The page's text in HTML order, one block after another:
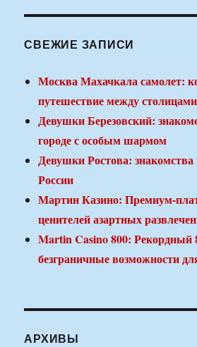
СВЕЖИЕ ЗАПИСИ
Москва Махачкала самолет:
путешествие между столицами
Девушки Березовский:
городе с особым шармом
Девушки Ростова:
России
Мартин Казино: Премиум-
ценителей азартных
Martin Casino 800: Рекордный
безграничные возможности
АРХИВЫ